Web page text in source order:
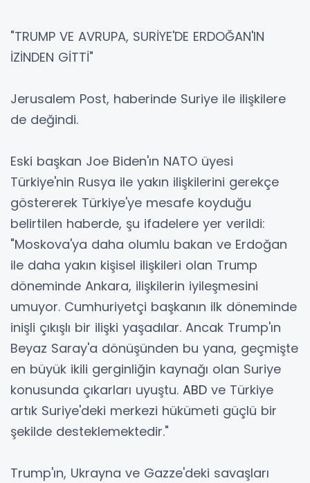
"TRUMP VE AVRUPA, SURİYE'DE ERDOĞAN'IN
İZİNDEN GİTTİ"
Jerusalem Post, haberinde Suriye ile ilişkilere
de değindi.
Eski başkan Joe Biden'ın NATO üyesi
Türkiye'nin Rusya ile yakın ilişkilerini gerekçe
göstererek Türkiye'ye mesafe koyduğu
belirtilen haberde, şu ifadelere yer verildi:
"Moskova'ya daha olumlu bakan ve Erdoğan
ile daha yakın kişisel ilişkileri olan Trump
döneminde Ankara, ilişkilerin iyileşmesini
umuyor. Cumhuriyetçi başkanın ilk döneminde
inişli çıkışlı bir ilişki yaşadılar. Ancak Trump'ın
Beyaz Saray'a dönüşünden bu yana, geçmişte
en büyük ikili gerginliğin kaynağı olan Suriye
konusunda çıkarları uyuştu. ABD ve Türkiye
artık Suriye'deki merkezi hükümeti güçlü bir
şekilde desteklemektedir."
Trump'ın, Ukrayna ve Gazze'deki savaşları